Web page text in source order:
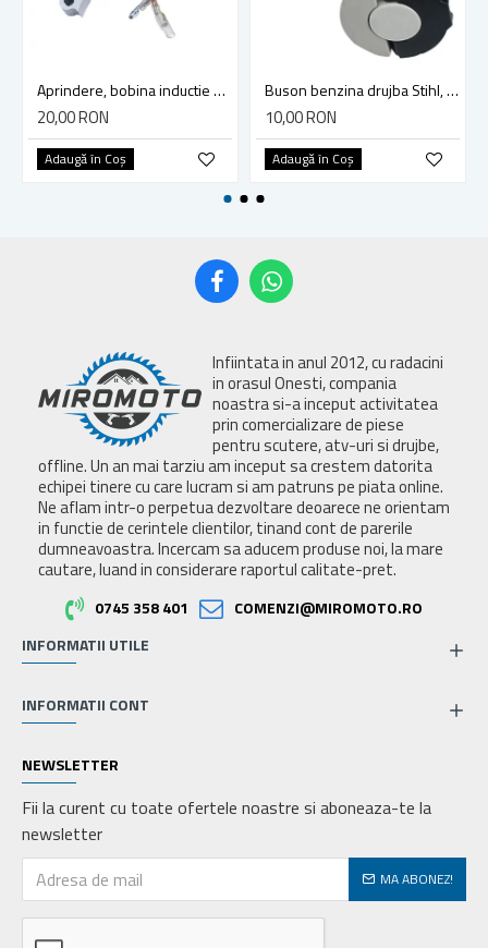
Aprindere, bobina inductie motocoasa chinezeasca TL43 TL 52, Ruris Dac 210, Dac 310
20,00 RON
Adaugă în Coş
Buson benzina drujba Stihl, model cu clapeta
10,00 RON
Adaugă în Coş
Infiintata in anul 2012, cu radacini
in orasul Onesti, compania
noastra si-a inceput activitatea
prin comercializare de piese
pentru scutere, atv-uri si drujbe,
offline. Un an mai tarziu am inceput sa crestem datorita
echipei tinere cu care lucram si am patruns pe piata online.
Ne aflam intr-o perpetua dezvoltare deoarece ne orientam
in functie de cerintele clientilor, tinand cont de parerile
dumneavoastra. Incercam sa aducem produse noi, la mare
cautare, luand in considerare raportul calitate-pret.
0745 358 401
COMENZI@MIROMOTO.RO
INFORMATII UTILE
INFORMATII CONT
NEWSLETTER
Fii la curent cu toate ofertele noastre si aboneaza-te la
newsletter
MA ABONEZ!